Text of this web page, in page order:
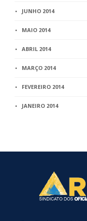
JUNHO 2014
MAIO 2014
ABRIL 2014
MARÇO 2014
FEVEREIRO 2014
JANEIRO 2014